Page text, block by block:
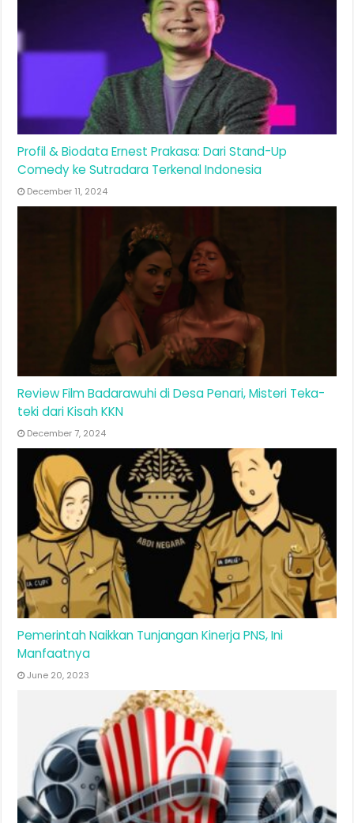
Profil & Biodata Ernest Prakasa: Dari Stand-Up
Comedy ke Sutradara Terkenal Indonesia
December 11, 2024
Review Film Badarawuhi di Desa Penari, Misteri Teka-
teki dari Kisah KKN
December 7, 2024
Pemerintah Naikkan Tunjangan Kinerja PNS, Ini
Manfaatnya
June 20, 2023